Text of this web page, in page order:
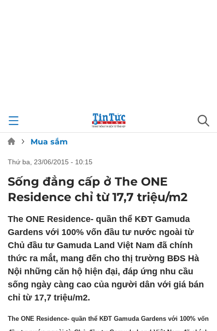
Mua sắm
thứ ba, 23/06/2015 - 10:15
Sống đẳng cấp ở The ONE
Residence chỉ từ 17,7 triệu/m2
The ONE Residence- quần thể KĐT Gamuda
Gardens với 100% vốn đầu tư nước ngoài từ
Chủ đầu tư Gamuda Land Việt Nam đã chính
thức ra mắt, mang đến cho thị trường BĐS Hà
Nội những căn hộ hiện đại, đáp ứng nhu cầu
sống ngày càng cao của người dân với giá bán
chỉ từ 17,7 triệu/m2.
The ONE Residence- quần thể KĐT Gamuda Gardens với 100% vốn